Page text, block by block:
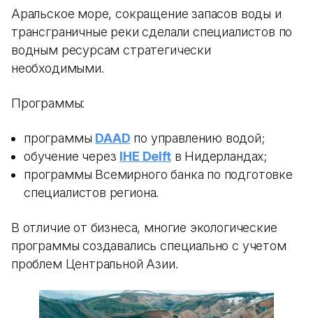
Аральское море, сокращение запасов воды и
трансграничные реки сделали специалистов по
водным ресурсам стратегически
необходимыми.
Программы:
программы DAAD по управлению водой;
обучение через IHE Delftв Нидерландах;
программы Всемирного банка по подготовке
специалистов региона.
В отличие от бизнеса, многие экологические
программы создавались специально с учетом
проблем Центральной Азии.